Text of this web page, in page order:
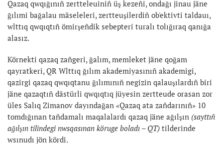
Qazaq qwqığınıñ zertteleuiniñ üş kezeñi, ondağı jinau jäne
ğılımi bağalau mäseleleri, zertteuşilerdiñ ob'ektivti taldauı,
wlttıq qwqıqtıñ ömirşeñdik sebepteri turalı tolığıraq qanığa
alasız.
Körnekti qazaq zañgeri, ğalım, memleket jäne qoğam
qayratkeri, QR Wlttıq ğılım akademiyasınıñ akademigi,
qazirgi qazaq qwqıqtanu ğılımınıñ negizin qalauşılardıñ biri
jäne qazaqtıñ dästürli qwqıqtıq jüyesin zertteude orasan zor
üles Salıq Zimanov dayındağan «Qazaq ata zañdarınıñ» 10
tomdığınan tañdamalı maqalalardı qazaq jäne ağılşın (sayttıñ
ağılşın tilindegi nwsqasınan köruge boladı – QT) tilderinde
wsınudı jön kördi.